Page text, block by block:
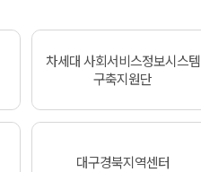
차세대 사회서비스정보시스템
구축지원단
대구경북지역센터